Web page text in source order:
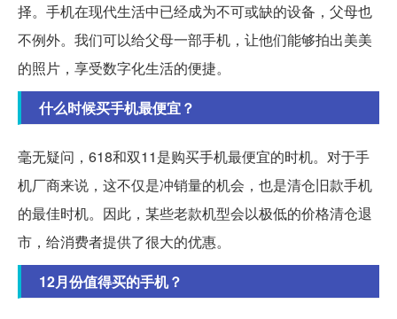
择。手机在现代生活中已经成为不可或缺的设备，父母也
不例外。我们可以给父母一部手机，让他们能够拍出美美
的照片，享受数字化生活的便捷。
什么时候买手机最便宜？
毫无疑问，618和双11是购买手机最便宜的时机。对于手
机厂商来说，这不仅是冲销量的机会，也是清仓旧款手机
的最佳时机。因此，某些老款机型会以极低的价格清仓退
市，给消费者提供了很大的优惠。
12月份值得买的手机？